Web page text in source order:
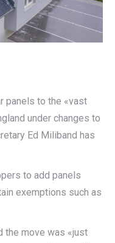
panels to the «vast
under changes to
Ed Miliband has
to add panels
exemptions such as
the move was «just